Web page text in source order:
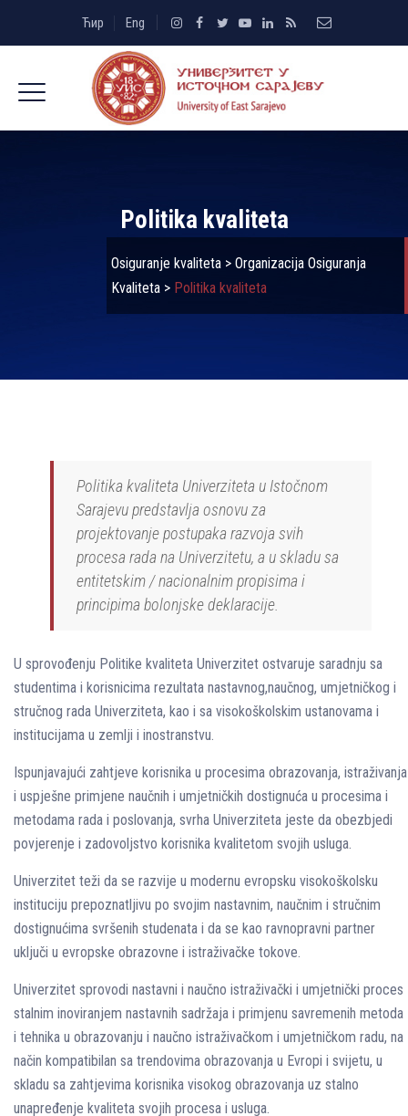
Ћир Eng
Politika kvaliteta
Osiguranje kvaliteta> Organizacija Osiguranja
Kvaliteta> Politika kvaliteta
Politika kvaliteta Univerziteta u Istočnom
Sarajevu predstavlja osnovu za
projektovanje postupaka razvoja svih
procesa rada na Univerzitetu, a u skladu sa
entitetskim / nacionalnim propisima i
principima bolonjske deklaracije.
U sprovođenju Politike kvaliteta Univerzitet ostvaruje saradnju sa
studentima i korisnicima rezultata nastavnog,naučnog, umjetničkog i
stručnog rada Univerziteta, kao i sa visokoškolskim ustanovama i
institucijama u zemlji i inostranstvu.
Ispunjavajući zahtjeve korisnika u procesima obrazovanja, istraživanja
i uspješne primjene naučnih i umjetničkih dostignuća u procesima i
metodama rada i poslovanja, svrha Univerziteta jeste da obezbjedi
povjerenje i zadovoljstvo korisnika kvalitetom svojih usluga.
Univerzitet teži da se razvije u modernu evropsku visokoškolsku
instituciju prepoznatljivu po svojim nastavnim, naučnim i stručnim
dostignućima svršenih studenata i da se kao ravnopravni partner
uključi u evropske obrazovne i istraživačke tokove.
Univerzitet sprovodi nastavni i naučno istraživački i umjetnički proces
stalnim inoviranjem nastavnih sadržaja i primjenu savremenih metoda
i tehnika u obrazovanju i naučno istraživačkom i umjetničkom radu, na
način kompatibilan sa trendovima obrazovanja u Evropi i svijetu, u
skladu sa zahtjevima korisnika visokog obrazovanja uz stalno
unapređenje kvaliteta svojih procesa i usluga.